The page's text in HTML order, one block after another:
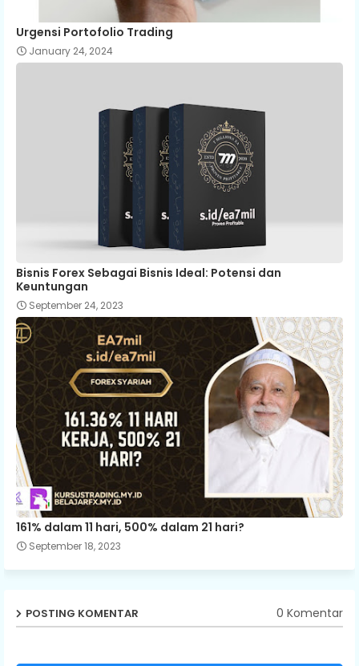
Urgensi Portofolio Trading
January 24, 2024
Bisnis Forex Sebagai Bisnis Ideal: Potensi dan
Keuntungan
September 24, 2023
161% dalam 11 hari, 500% dalam 21 hari?
September 18, 2023
POSTING KOMENTAR 0 Komentar